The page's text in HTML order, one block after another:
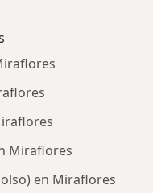
Miraflores
en Miraflores